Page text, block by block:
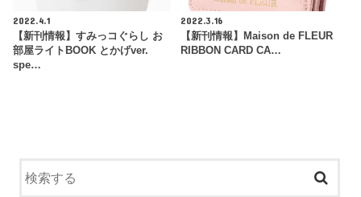
2022.4.1
【新刊情報】すみっコぐらし お
部屋ライトBOOK とかげver.
spe…
2022.3.16
【新刊情報】Maison de FLEUR
RIBBON CARD CA…